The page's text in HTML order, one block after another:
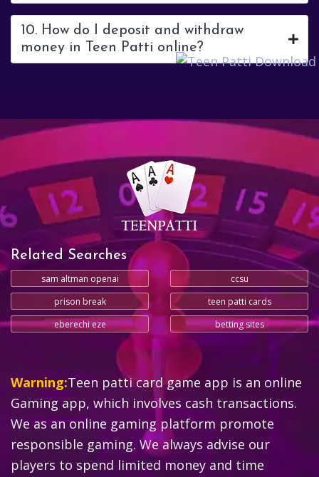
10. How do I deposit and withdraw
money in Teen Patti online?
Related Searches
sam altman openai
ccsu
prison break
teen patti cards
eberechi eze
betting sites
Warning:Teen patti card game app is an online
Gaming app, which involves cash transactions.
We as an online gaming platform promote
responsible gaming. We always advise our
players to spend limited money and time